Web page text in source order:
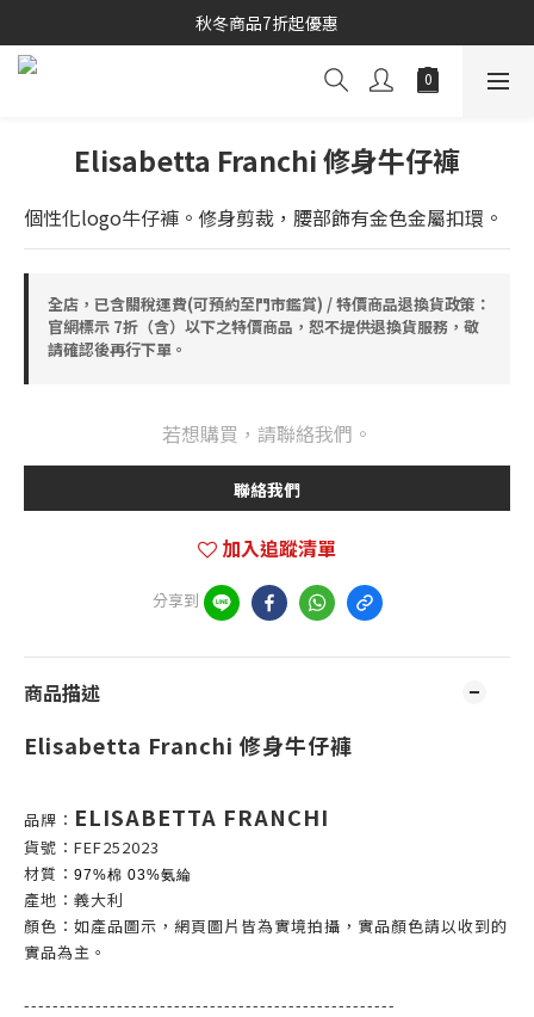
秋冬商品7折起優惠
秋冬商品7折起優惠
線上購物專區 精選 5 折
Elisabetta Franchi 修身牛仔褲
個性化logo牛仔褲。修身剪裁，腰部飾有金色金屬扣環。
全店，已含關稅運費(可預約至門市鑑賞) / 特價商品退換貨政策：
官網標示 7折（含）以下之特價商品，恕不提供退換貨服務，敬
請確認後再行下單。
若想購買，請聯絡我們。
聯絡我們
加入追蹤清單
分享到
商品描述
Elisabetta Franchi 修身牛仔褲
品牌： ELISABETTA FRANCHI
貨號：FEF252023
材質： 97%棉 03%氨綸
產地：義大利
顏色：如產品圖示，網頁圖片皆為實境拍攝，實品顏色請以收到的
實品為主。
----------------------------------------------------